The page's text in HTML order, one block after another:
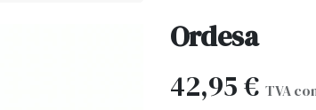
Ordesa
42,95€ TVA